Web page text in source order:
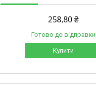
258,80 ₴
Готово до відправки
Купити